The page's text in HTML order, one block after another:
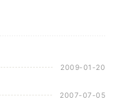
2009-01-20
2007-07-05